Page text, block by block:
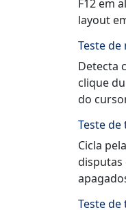
F12 em
layout
Teste
Detecta
clique
do
Teste
Cicla
disputas
Teste